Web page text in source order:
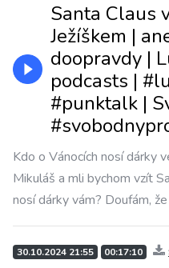
Santa Claus
Ježíškem |
doopravdy |
podcasts |
#punktalk |
Kdo o Vánocích nosí dárky
Mikuláš a mli bychom vzít
nosí dárky vám? Doufám,
30.10.2024 21:55 00:17:10